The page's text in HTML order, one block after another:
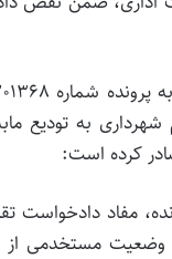
به تودیع
مفاد
وضعیت مستخدمی